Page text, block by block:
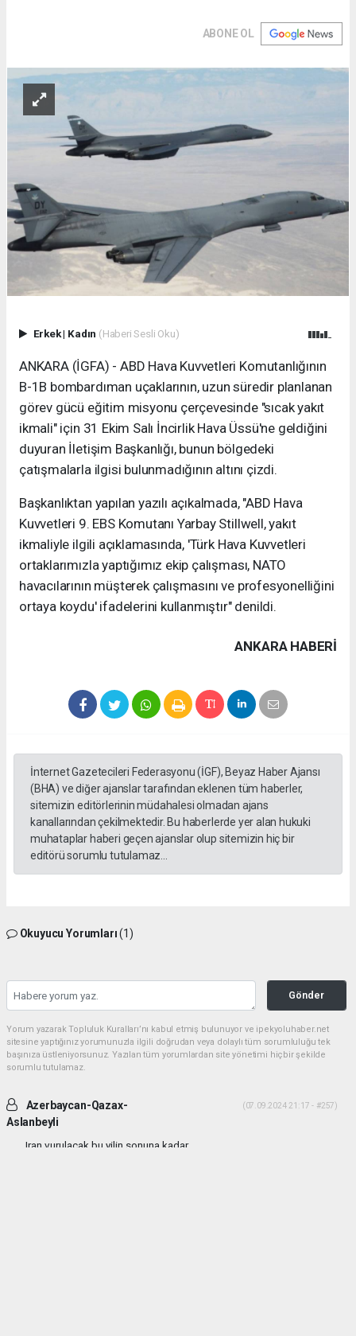
ABONE OL
Erkek| Kadın (Haberi Sesli Oku)
ANKARA (İGFA) - ABD Hava Kuvvetleri Komutanlığının
B-1B bombardıman uçaklarının, uzun süredir planlanan
görev gücü eğitim misyonu çerçevesinde "sıcak yakıt
ikmali" için 31 Ekim Salı İncirlik Hava Üssü'ne geldiğini
duyuran İletişim Başkanlığı, bunun bölgedeki
çatışmalarla ilgisi bulunmadığının altını çizdi.
Başkanlıktan yapılan yazılı açıkalmada, "ABD Hava
Kuvvetleri 9. EBS Komutanı Yarbay Stillwell, yakıt
ikmaliyle ilgili açıklamasında, 'Türk Hava Kuvvetleri
ortaklarımızla yaptığımız ekip çalışması, NATO
havacılarının müşterek çalışmasını ve profesyonelliğini
ortaya koydu' ifadelerini kullanmıştır" denildi.
ANKARA HABERİ
İnternet Gazetecileri Federasyonu (İGF), Beyaz Haber Ajansı
(BHA) ve diğer ajanslar tarafından eklenen tüm haberler,
sitemizin editörlerinin müdahalesi olmadan ajans
kanallarından çekilmektedir. Bu haberlerde yer alan hukuki
muhataplar haberi geçen ajanslar olup sitemizin hiç bir
editörü sorumlu tutulamaz...
Okuyucu Yorumları(1)
Gönder
Yorum yazarak Topluluk Kuralları’nı kabul etmiş bulunuyor ve ipekyoluhaber.net
sitesine yaptığınız yorumunuzla ilgili doğrudan veya dolaylı tüm sorumluluğu tek
başınıza üstleniyorsunuz. Yazılan tüm yorumlardan site yönetimi hiçbir şekilde
sorumlu tutulamaz.
Azerbaycan-Qazax-
Aslanbeyli
(07.09.2024 21:17 - #257)
Iran vurulacak bu yilin sonuna kadar...